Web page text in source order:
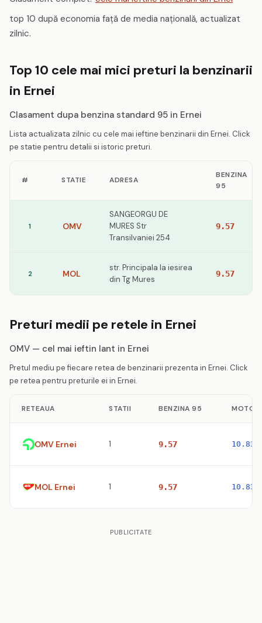
top 10 după economia față de media națională, actualizat
zilnic.
Top 10 cele mai mici preturi la benzinarii
in Ernei
Clasament dupa benzina standard 95 in Ernei
Lista actualizata zilnic cu cele mai ieftine benzinarii din Ernei. Click
pe statie pentru detalii si istoric preturi.
# STATIE ADRESA
BENZINA
95
1 OMV
SANGEORGU DE
MURES Str
Transilvaniei 254
9.57
2 MOL
str. Principala la iesirea
din Tg Mures
9.57
Preturi medii pe retele in Ernei
OMV — cel mai ieftin lant in Ernei
Pretul mediu pe fiecare retea de benzinarii prezenta in Ernei. Click
pe retea pentru preturile ei in Ernei.
RETEAUA STATII BENZINA 95
OMV Ernei 1 9.57 10.83
MOL Ernei 1 9.57 10.83
PUBLICITATE